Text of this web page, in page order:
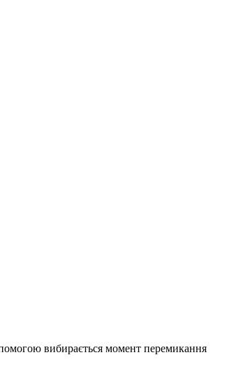
вибирається момент перемикання